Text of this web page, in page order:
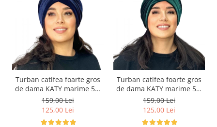
Turban catifea foarte gros
de dama KATY marime 58-
60, captuseala polar,
culoare bleomarin
159,00 Lei
125,00 Lei
Turban catifea foarte gros
de dama KATY marime 58-
60, captuseala polar,
culoare verde emerald
159,00 Lei
125,00 Lei